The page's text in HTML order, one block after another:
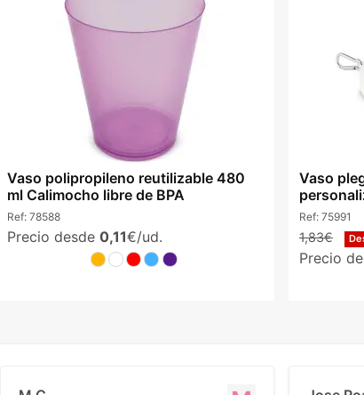
Vaso polipropileno reutilizable 480
ml Calimocho libre de BPA
Ref: 78588
Precio desde 0,11€/ud.
Vaso
Ref: 75991
1,83€
Precio